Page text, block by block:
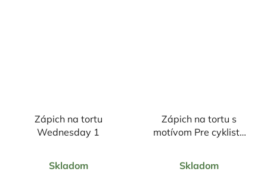
Zápich na tortu
Wednesday 1
hodnotenie
Skladom
Zápich na tortu s
motívom Pre cyklistu
hodnotenie
Skladom